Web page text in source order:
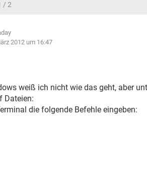
/ 2
2012 um 16:47
weiß ich nicht wie das geht, aber
Dateien:
die folgende Befehle eingeben: